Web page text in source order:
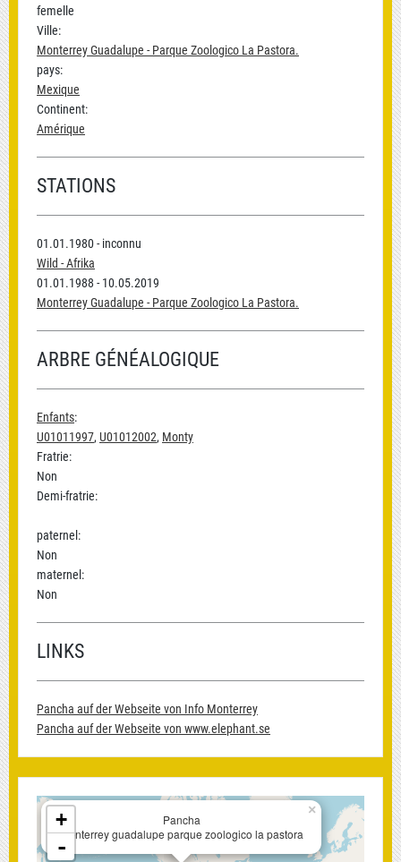
femelle
Ville:
Monterrey Guadalupe - Parque Zoologico La Pastora.
pays:
Mexique
Continent:
Amérique
STATIONS
01.01.1980 - inconnu
Wild - Afrika
01.01.1988 - 10.05.2019
Monterrey Guadalupe - Parque Zoologico La Pastora.
ARBRE GÉNÉALOGIQUE
Enfants:
U01011997, U01012002, Monty
Fratrie:
Non
Demi-fratrie:
paternel:
Non
maternel:
Non
LINKS
Pancha auf der Webseite von Info Monterrey
Pancha auf der Webseite von www.elephant.se
×
Pancha
monterrey guadalupe parque zoologico la pastora
+
-